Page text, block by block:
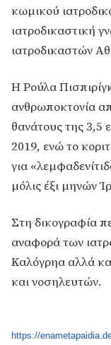
κωμικού
ιατροδικαστική
ιατροδικαστών
Η Ρούλα
ανθρωποκτονία
θανάτους της 3,5
2019, ενώ το
για
μόλις έξι μηνών
Στη δικογραφία
αναφορά των
Καλόγρηα αλλά
και νοσηλευτών.
https://